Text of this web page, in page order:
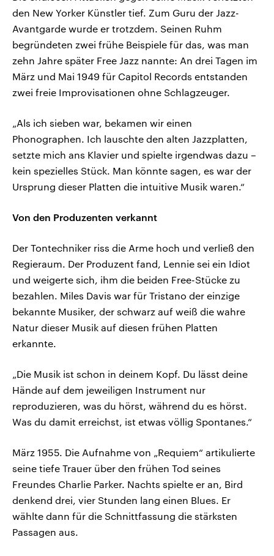
den New Yorker Künstler tief. Zum Guru der Jazz-
Avantgarde wurde er trotzdem. Seinen Ruhm
begründeten zwei frühe Beispiele für das, was man
zehn Jahre später Free Jazz nannte: An drei Tagen im
März und Mai 1949 für Capitol Records entstanden
zwei freie Improvisationen ohne Schlagzeuger.
„Als ich sieben war, bekamen wir einen
Phonographen. Ich lauschte den alten Jazzplatten,
setzte mich ans Klavier und spielte irgendwas dazu –
kein spezielles Stück. Man könnte sagen, es war der
Ursprung dieser Platten die intuitive Musik waren.“
Von den Produzenten verkannt
Der Tontechniker riss die Arme hoch und verließ den
Regieraum. Der Produzent fand, Lennie sei ein Idiot
und weigerte sich, ihm die beiden Free-Stücke zu
bezahlen. Miles Davis war für Tristano der einzige
bekannte Musiker, der schwarz auf weiß die wahre
Natur dieser Musik auf diesen frühen Platten
erkannte.
„Die Musik ist schon in deinem Kopf. Du lässt deine
Hände auf dem jeweiligen Instrument nur
reproduzieren, was du hörst, während du es hörst.
Was du damit erreichst, ist etwas völlig Spontanes.“
März 1955. Die Aufnahme von „Requiem“ artikulierte
seine tiefe Trauer über den frühen Tod seines
Freundes Charlie Parker. Nachts spielte er an, Bird
denkend drei, vier Stunden lang einen Blues. Er
wählte dann für die Schnittfassung die stärksten
Passagen aus.